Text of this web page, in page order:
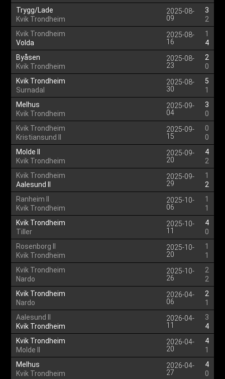
Trygg/Lade
Kvik Trondheim
2025-08-
09
3
2
Kvik Trondheim
Volda
2025-08-
16
1
4
Byåsen
Kvik Trondheim
2025-08-
23
2
0
Kvik Trondheim
Surnadal
2025-08-
30
5
1
Melhus
Kvik Trondheim
2025-09-
04
3
0
Kvik Trondheim
Kristiansund II
2025-09-
15
0
0
Molde II
Kvik Trondheim
2025-09-
20
4
2
Kvik Trondheim
Aalesund II
2025-09-
29
1
2
Ranheim II
Kvik Trondheim
2025-10-
06
1
1
Kvik Trondheim
Tiller
2025-10-
11
4
0
Rosenborg II
Kvik Trondheim
2025-10-
20
1
1
Kvik Trondheim
Nardo
2025-10-
26
2
2
Kvik Trondheim
Nardo
2026-04-
06
2
1
Aalesund II
Kvik Trondheim
2026-04-
11
3
4
Kvik Trondheim
Molde II
2026-04-
20
4
1
Melhus
Kvik Trondheim
2026-04-
27
4
0